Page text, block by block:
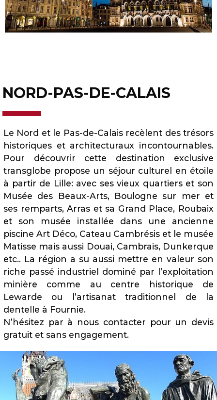
NORD-PAS-DE-CALAIS
Le Nord et le Pas-de-Calais recèlent des trésors
historiques et architecturaux incontournables.
Pour découvrir cette destination exclusive
transglobe propose un séjour culturel en étoile
à partir de Lille: avec ses vieux quartiers et son
Musée des Beaux-Arts, Boulogne sur mer et
ses remparts, Arras et sa Grand Place, Roubaix
et son musée installée dans une ancienne
piscine Art Déco, Cateau Cambrésis et le musée
Matisse mais aussi Douai, Cambrais, Dunkerque
etc.. La région a su aussi mettre en valeur son
riche passé industriel dominé par l’exploitation
minière comme au centre historique de
Lewarde ou l’artisanat traditionnel de la
dentelle à Fournie.
N’hésitez par à nous contacter pour un devis
gratuit et sans engagement.